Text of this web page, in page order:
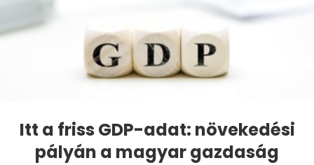
Itt a friss GDP-adat: növekedési
pályán a magyar gazdaság